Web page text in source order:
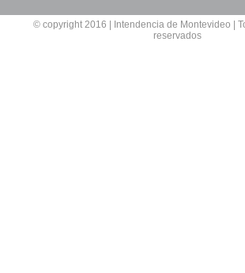
© copyright 2016 | Intendencia de Montevideo |
reservados